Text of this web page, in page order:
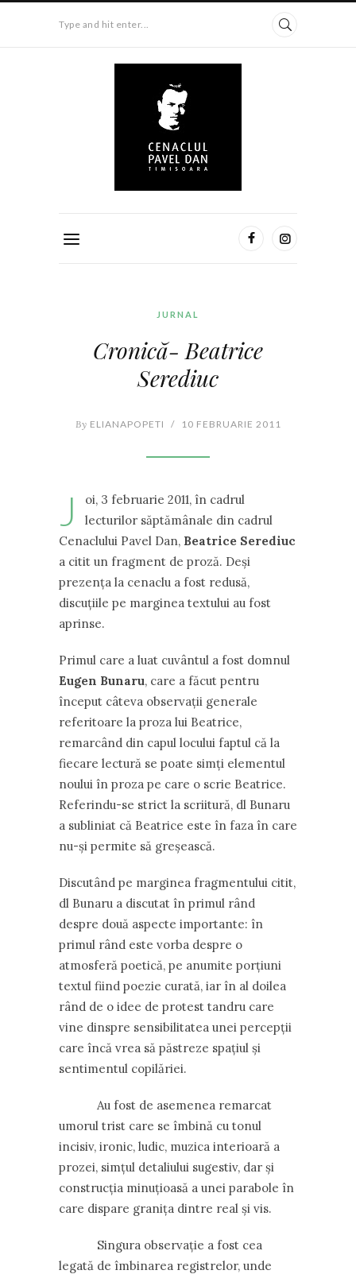
Type and hit enter...
JURNAL
Cronică- Beatrice
Serediuc
By ELIANAPOPETI / 10 FEBRUARIE 2011
J
oi, 3 februarie 2011, în cadrul
lecturilor săptămânale din cadrul
Cenaclului Pavel Dan, Beatrice Serediuc
a citit un fragment de proză. Deși
prezența la cenaclu a fost redusă,
discuțiile pe marginea textului au fost
aprinse.
Primul care a luat cuvântul a fost domnul
Eugen Bunaru, care a făcut pentru
început câteva observații generale
referitoare la proza lui Beatrice,
remarcând din capul locului faptul că la
fiecare lectură se poate simți elementul
noului în proza pe care o scrie Beatrice.
Referindu-se strict la scriitură, dl Bunaru
a subliniat că Beatrice este în faza în care
nu-și permite să greșească.
Discutând pe marginea fragmentului citit,
dl Bunaru a discutat în primul rând
despre două aspecte importante: în
primul rând este vorba despre o
atmosferă poetică, pe anumite porțiuni
textul fiind poezie curată, iar în al doilea
rând de o idee de protest tandru care
vine dinspre sensibilitatea unei percepții
care încă vrea să păstreze spațiul și
sentimentul copilăriei.
Au fost de asemenea remarcat
umorul trist care se îmbină cu tonul
incisiv, ironic, ludic, muzica interioară a
prozei, simțul detaliului sugestiv, dar și
construcția minuțioasă a unei parabole în
care dispare granița dintre real și vis.
Singura observație a fost cea
legată de îmbinarea registrelor, unde